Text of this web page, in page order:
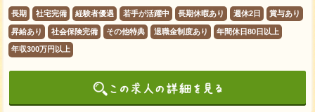
長期 社宅完備 経験者優遇 若手が活躍中 長期休暇あり 週休2日 賞与あり
昇給あり 社会保険完備 その他特典 退職金制度あり 年間休日80日以上
年収300万円以上